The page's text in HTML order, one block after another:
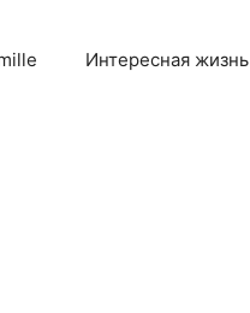
Интересная жизнь